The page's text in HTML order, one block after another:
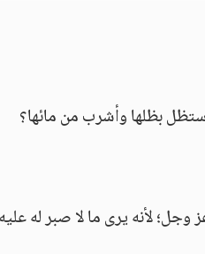
بظلها وأشرب من مائها؟
لأنه يرى ما لا صبر له